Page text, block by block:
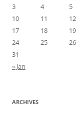
3
4 5
10
11 12
17
18 19
24
25 26
31
« Jan
ARCHIVES